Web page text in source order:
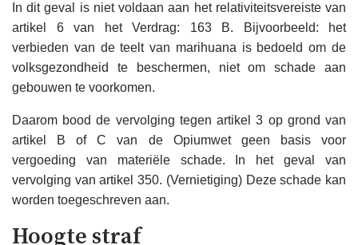
In dit geval is niet voldaan aan het relativiteitsvereiste van
artikel 6 van het Verdrag: 163 B. Bijvoorbeeld: het
verbieden van de teelt van marihuana is bedoeld om de
volksgezondheid te beschermen, niet om schade aan
gebouwen te voorkomen.
Daarom bood de vervolging tegen artikel 3 op grond van
artikel B of C van de Opiumwet geen basis voor
vergoeding van materiële schade. In het geval van
vervolging van artikel 350. (Vernietiging) Deze schade kan
worden toegeschreven aan.
Hoogte straf